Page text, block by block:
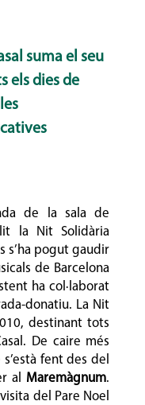
suma el seu
els dies de
de la sala de
la Nit Solidària
s’ha pogut gaudir
de Barcelona
ha col·laborat
donatiu. La Nit
destinant tots
De caire més
fent des del
al Maremàgnum.
del Pare Noel